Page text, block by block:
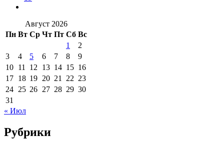
Август 2026
Пн Вт Ср Чт Пт Сб Вс
1
2
3
4 5 6 7 8
9
10 11 12 13 14 15 16
17 18 19 20 21 22 23
24 25 26 27 28 29 30
31
« Июл
Рубрики